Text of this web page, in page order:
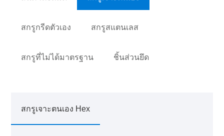
สกรูกรีดตัวเอง สกรูสแตนเลส
สกรูที่ไม่ได้มาตรฐาน ชิ้นส่วนยึด
สกรูเจาะตนเอง Hex